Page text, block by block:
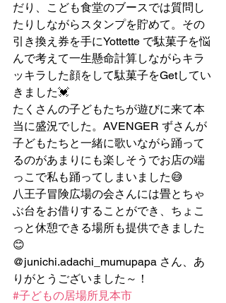
だり、こども食堂のブースでは質問し
たりしながらスタンプを貯めて。その
引き換え券を手にYottette で駄菓子を悩
んで考えて一生懸命計算しながらキラ
ッキラした顔をして駄菓子をGetしてい
きました💓
たくさんの子どもたちが遊びに来て本
当に盛況でした。AVENGER ずさんが
子どもたちと一緒に歌いながら踊って
るのがあまりにも楽しそうでお店の端
っこで私も踊ってしまいました😅
八王子冒険広場の会さんには畳とちゃ
ぶ台をお借りすることができ、ちょこ
っと休憩できる場所も提供できました
😊
@junichi.adachi_mumupapa さん、あ
りがとうございました～！
#子どもの居場所見本市